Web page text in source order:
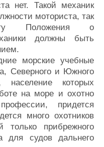
нет. Такой механик
моториста, так
Положения о
должны быть
морские учебные
Северного и Южного
население которых
на море и охотно
придется
много охотников
только прибрежного
для судов дальнего